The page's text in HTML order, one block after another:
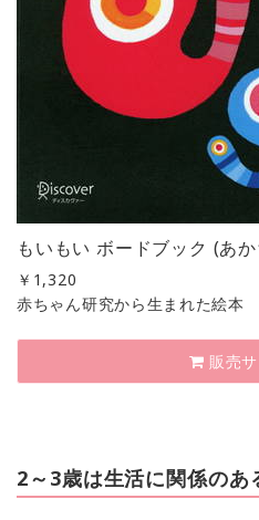
もいもい ボードブック (あ
￥ 1,320
赤ちゃん研究から生まれた絵本
販売
2～3歳は生活に関係のあ